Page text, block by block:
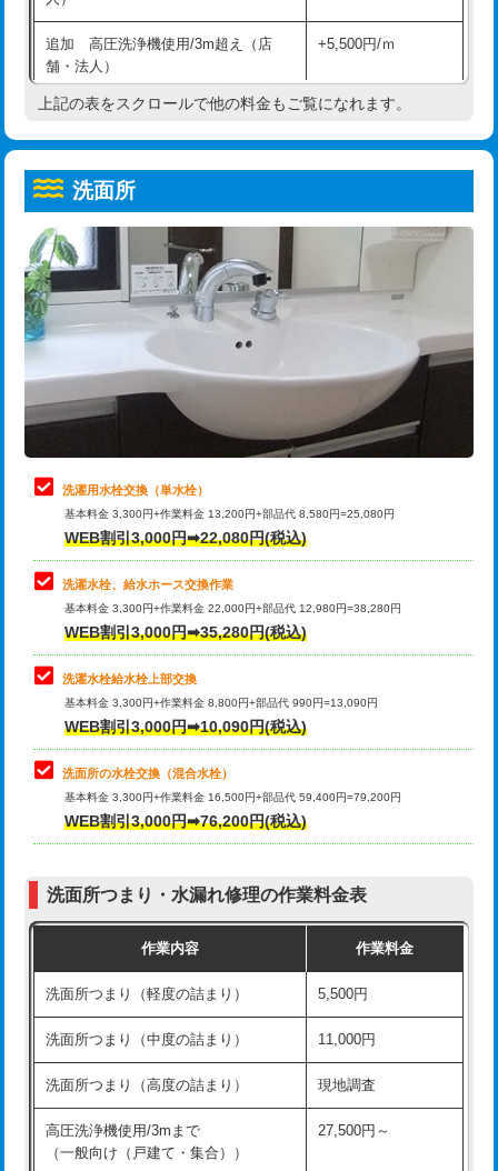
コンクリート斫り（厚さ10㎝超え）
モルタル補修（厚さ10㎝まで） 27,500円
モルタル補修（厚さ10㎝超え） 38,500円
洗面台設置 38,500円
追加人工
廃棄・処分 現場見積
※給水管工事は20mmまでの価格です。
給水管工事※（ホール加工)
給水管工事※（バンド止め) 3,300円
給水管工事※（支持金具設置) 5,500円
給水管工事※（保温材使用（バンド止
め込み）)
5,500円
給水管工事※（土の掘削・埋め戻し作
業)
11,000円
給水管工事※（塩ビ管（VP・HI）使
用/3ｍまで)
33,000円
給水管工事※（塩ビ管（VP・HI）使
用（追加）/3ｍ超え)
給水管工事※（ライニング鋼管・銅
管・ポリ管・HT管使用/3ｍまで)
44,000円
給水管工事※（ライニング鋼管・銅
管・ポリ管・HT管使用/3ｍ超え)
排水管工事（土の掘削・埋め戻し作
業）
排水管工事（排水管工事/3ｍまで） 55,000円
排水管工事（追加 排水管工事/3ｍ超
え）
マス交換（土の掘削・埋め戻し作業）
マス交換（深さ50㎝未満）
マス交換（深さ50㎝以上）
モルタル補修（厚さ10㎝まで） 27,500円
モルタル補修（厚さ10㎝超え） 38,500円
洗面台設置 38,500円
バスタブ設置 現場見積
追加人工 16,500円
追加 高圧洗浄機使用/3m超え（店
舗・法人）
+5,500円/ｍ
高度高圧洗浄換 現地調査
トーラー機使用/3mまで
追加トーラー機使用/3m超え +3,300円
カメラ調査 33,000円
桝清掃
止水・漏水調査・防水処理・清掃・修
理・調整・分解・加工など（軽作業）
11,000円
止水・漏水調査・防水処理・清掃・修
理・調整・分解・加工など（中作業）
22,000円
止水・漏水調査・防水処理・清掃・修
理・調整・分解・加工など（重作業）
33,000円
キッチンタンク脱着
その他部品の脱着
交換・取付（タンク）
交換・取付(単水栓（壁付・デッキ
式）)
交換・取付(混合水栓（壁付・デッキ
式・ワンホール）)
16,500円+材料費
（P/S/ポップアップ））
交換・取付（その他部品） 11,000円+材料費
持込商品取付（単水栓） 13,200円
持込商品取付（混合水栓） 16,500円
持込商品取付（浄水器・分岐水栓） 16,500円
給水管工事※（ホール加工) 16,500円
給水管工事※（バンド止め)
上記の表をスクロールで他の料金もご覧になれます。
洗面所
洗濯用水栓交換（単水栓）
基本料金 3,300円+作業料金 13,200円+部品代 8,580円=25,080円
WEB割引3,000円➡22,080円(税込)
洗濯水栓、給水ホース交換作業
基本料金 3,300円+作業料金 22,000円+部品代 12,980円=38,280円
WEB割引3,000円➡35,280円(税込)
洗濯水栓給水栓上部交換
基本料金 3,300円+作業料金 8,800円+部品代 990円=13,090円
WEB割引3,000円➡10,090円(税込)
洗面所の水栓交換（混合水栓）
基本料金 3,300円+作業料金 16,500円+部品代 59,400円=79,200円
WEB割引3,000円➡76,200円(税込)
洗面所つまり・水漏れ修理の作業料金表
作業内容 作業料金
洗面所つまり（軽度の詰まり） 5,500円
洗面所つまり（中度の詰まり） 11,000円
洗面所つまり（高度の詰まり） 現地調査
高圧洗浄機使用/3mまで
（一般向け（戸建て・集合））
27,500円～